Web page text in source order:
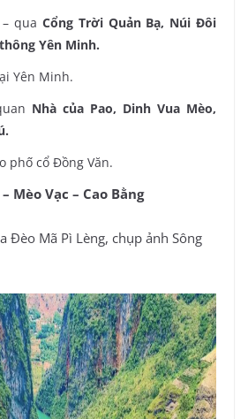
qua Cổng Trời Quản Bạ, Núi Đôi
Yên Minh.
Yên Minh.
Nhà của Pao, Dinh Vua Mèo,
phố cổ Đồng Văn.
Mèo Vạc – Cao Bằng
Đèo Mã Pì Lèng, chụp ảnh Sông